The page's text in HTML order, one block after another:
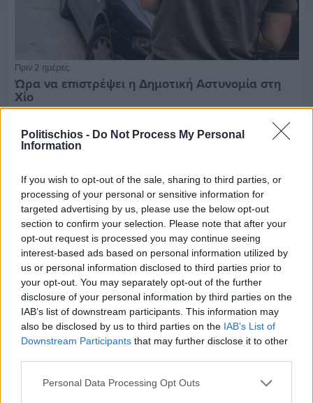
Politischios - Do Not Process My Personal
Information
If you wish to opt-out of the sale, sharing to third parties, or
processing of your personal or sensitive information for
targeted advertising by us, please use the below opt-out
section to confirm your selection. Please note that after your
opt-out request is processed you may continue seeing
interest-based ads based on personal information utilized by
us or personal information disclosed to third parties prior to
your opt-out. You may separately opt-out of the further
disclosure of your personal information by third parties on the
IAB’s list of downstream participants. This information may
also be disclosed by us to third parties on the IAB’s List of
Downstream Participants that may further disclose it to other
Personal Data Processing Opt Outs
Πριν 2 ημέρες
Ώρα να επιστρέψει η Δημοτική Αστυνομία στη
Χίο
Πριν 2 ημέρες
Αδειάζουν τα νησιά – Το δημογραφικό στο